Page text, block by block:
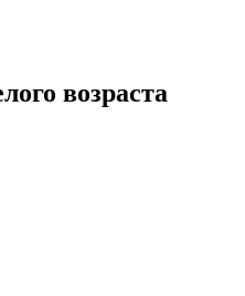
возраста